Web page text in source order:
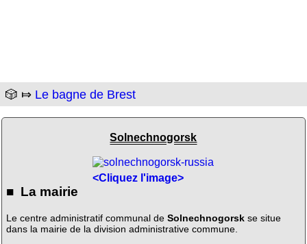
🎲 ⤇ Le bagne de Brest
Solnechnogorsk
<Cliquez l'image>
■ La mairie
Le centre administratif communal de Solnechnogorskse situe
dans la mairie de la division administrative commune.